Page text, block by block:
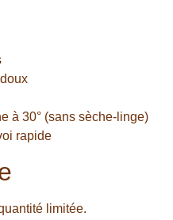
à 30° (sans sèche-linge)
rapide
limitée.